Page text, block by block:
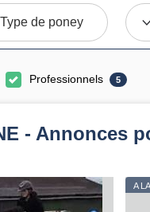
Type de poney
Professionnels 5
- Annonces
A